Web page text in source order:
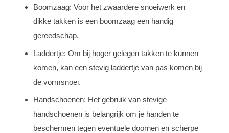
Boomzaag: Voor het zwaardere snoeiwerk en
dikke takken is een boomzaag een handig
gereedschap.
Laddertje: Om bij hoger gelegen takken te kunnen
komen, kan een stevig laddertje van pas komen bij
de vormsnoei.
Handschoenen: Het gebruik van stevige
handschoenen is belangrijk om je handen te
beschermen tegen eventuele doornen en scherpe